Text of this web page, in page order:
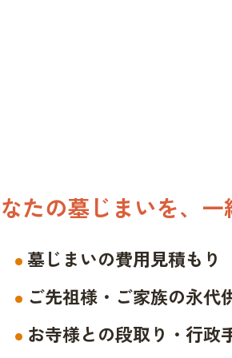
たの墓じまいを、
墓じまいの費用見積もり
ご先祖様・ご家族の永代
お寺様との段取り・行政